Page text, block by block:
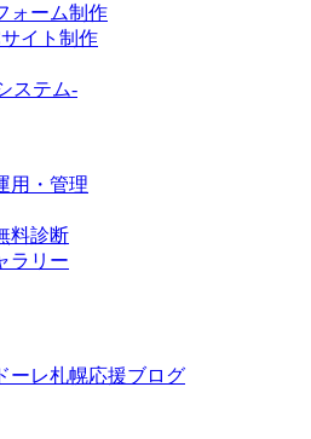
ォーム制作
サイト制作
ステム-
用・管理
料診断
ラリー
ーレ札幌応援ブログ